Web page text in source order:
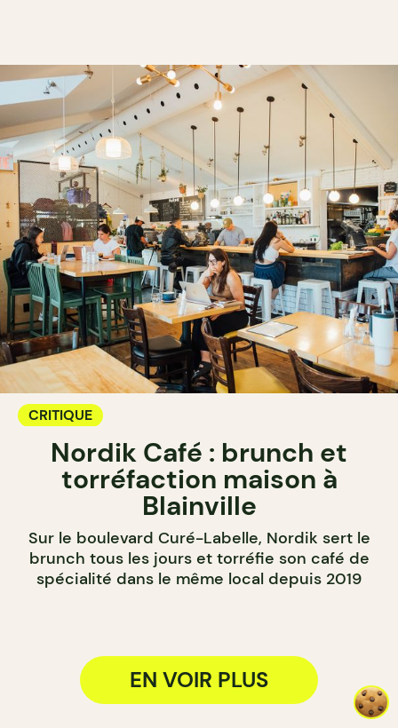
CRITIQUE
Nordik Café : brunch et
torréfaction maison à
Blainville
Sur le boulevard Curé-Labelle, Nordik sert le
brunch tous les jours et torréfie son café de
spécialité dans le même local depuis 2019
EN VOIR PLUS